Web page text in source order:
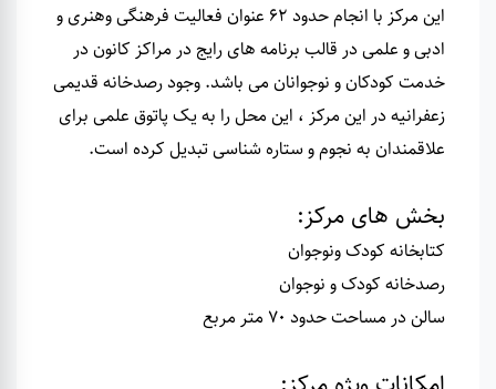
این مرکز با انجام حدود 62 عنوان فعالیت فرهنگی وهنری و
ادبی و علمی در قالب برنامه های رایج در مراکز کانون در
خدمت کودکان و نوجوانان می باشد. وجود رصدخانه قدیمی
زعفرانیه در این مرکز ، این محل را به یک پاتوق علمی برای
علاقمندان به نجوم و ستاره شناسی تبدیل کرده است.
بخش های مرکز:
کتابخانه کودک ونوجوان
رصدخانه کودک و نوجوان
سالن در مساحت حدود 70 متر مربع